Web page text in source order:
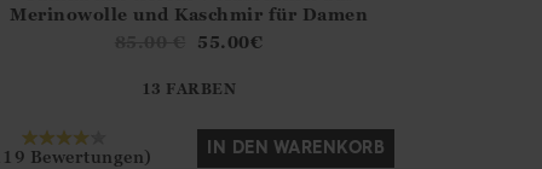
?? ""
Ja Nein
Merinowolle und Kaschmir für Damen
55.00€
13 FARBEN
Bewertungen) IN DEN WARENKORB